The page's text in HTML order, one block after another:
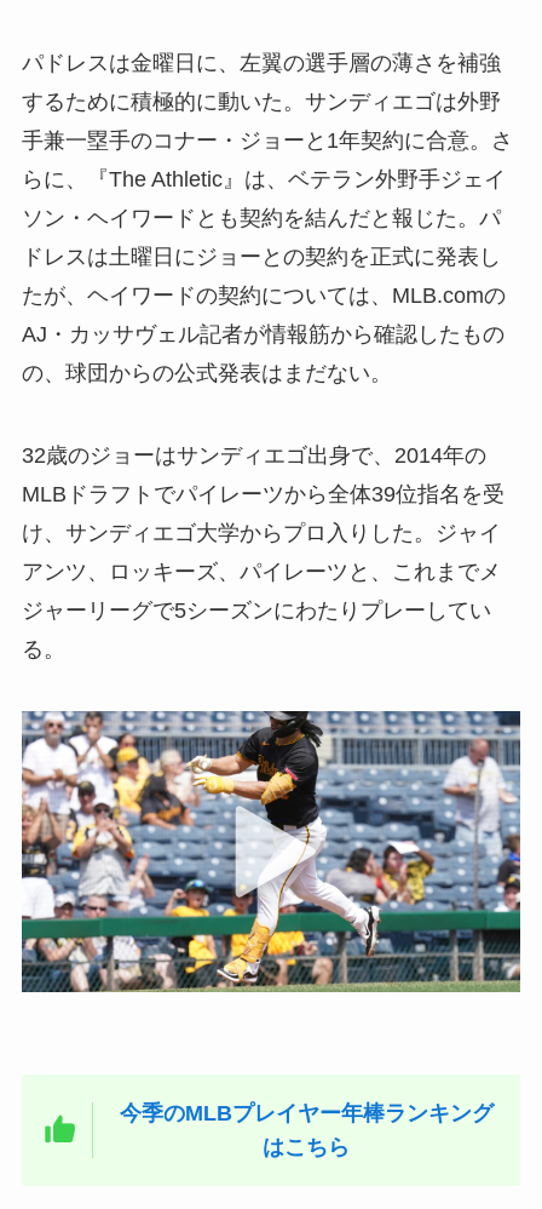
パドレスは金曜日に、左翼の選手層の薄さを補強
するために積極的に動いた。サンディエゴは外野
手兼一塁手のコナー・ジョーと1年契約に合意。さ
らに、『The Athletic』は、ベテラン外野手ジェイ
ソン・ヘイワードとも契約を結んだと報じた。パ
ドレスは土曜日にジョーとの契約を正式に発表し
たが、ヘイワードの契約については、MLB.comの
AJ・カッサヴェル記者が情報筋から確認したもの
の、球団からの公式発表はまだない。
32歳のジョーはサンディエゴ出身で、2014年の
MLBドラフトでパイレーツから全体39位指名を受
け、サンディエゴ大学からプロ入りした。ジャイ
アンツ、ロッキーズ、パイレーツと、これまでメ
ジャーリーグで5シーズンにわたりプレーしてい
る。
今季のMLBプレイヤー年棒ランキング
はこちら